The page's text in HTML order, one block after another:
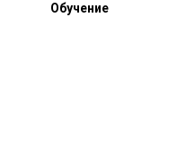
Обучение